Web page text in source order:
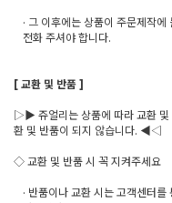
· 그 이후에는 상품이 주문제작
전화 주셔야 합니다.
[ 교환 및 반품 ]
▷▶ 쥬얼리는 상품에 따라 교환 및
환 및 반품이 되지 않습니다. ◀◁
◇ 교환 및 반품 시 꼭 지켜주세요
· 반품이나 교환 시는 고객센터